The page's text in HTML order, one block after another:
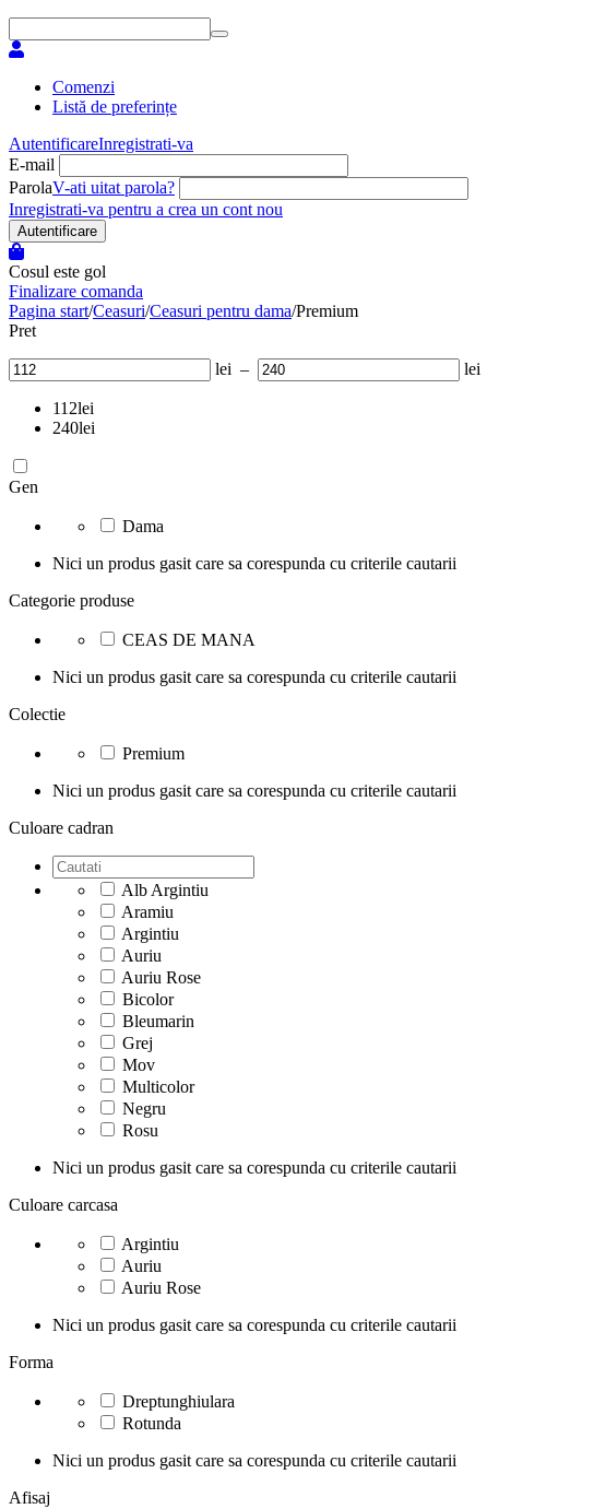
Comenzi
Listă de preferințe
AutentificareInregistrati-va
E-mail
ParolaV-ati uitat parola?
Inregistrati-va pentru a crea un cont nou
Autentificare
Cosul este gol
Finalizare comanda
Pagina start/Ceasuri/Ceasuri pentru dama/Premium
Pret
lei – lei
112lei
240lei
Gen
Dama
Nici un produs gasit care sa corespunda cu criterile cautarii
Categorie produse
CEAS DE MANA
Nici un produs gasit care sa corespunda cu criterile cautarii
Colectie
Premium
Nici un produs gasit care sa corespunda cu criterile cautarii
Culoare cadran
Alb Argintiu
Aramiu
Argintiu
Auriu
Auriu Rose
Bicolor
Bleumarin
Grej
Mov
Multicolor
Negru
Rosu
Nici un produs gasit care sa corespunda cu criterile cautarii
Culoare carcasa
Argintiu
Auriu
Auriu Rose
Nici un produs gasit care sa corespunda cu criterile cautarii
Forma
Dreptunghiulara
Rotunda
Nici un produs gasit care sa corespunda cu criterile cautarii
Afisaj